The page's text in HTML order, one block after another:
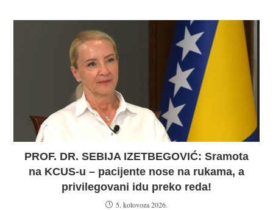
PROF. DR. SEBIJA IZETBEGOVIĆ: Sramota
na KCUS-u – pacijente nose na rukama, a
privilegovani idu preko reda!
5. kolovoza 2026.